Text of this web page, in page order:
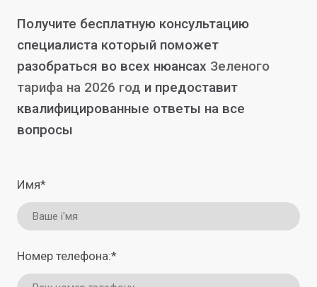
Получите бесплатную консультацию
специалиста который поможет
разобраться во всех нюансах Зеленого
тарифа на 2026 год и предоставит
квалифицированные ответы на все
вопросы
Имя*
Номер телефона:*